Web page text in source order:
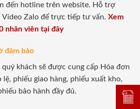
đến hotline trên website. Hỗ trợ
Video Zalo để trực tiếp tư vấn. Xem
nhân viên tại đây
đảm bảo
quý khách sẽ được cung cấp Hóa đơn
phiếu giao hàng, phiếu xuất kho,
bảo hành đầy đủ.
Đặt